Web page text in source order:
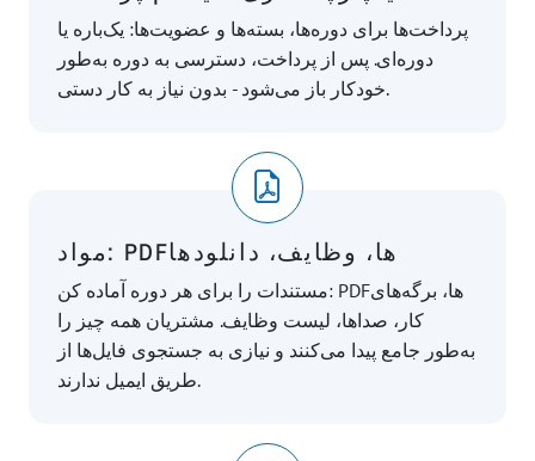
پرداخت‌ها برای دوره‌ها، بسته‌ها و عضویت‌ها: یک‌باره یا
دوره‌ای. پس از پرداخت، دسترسی به دوره به‌طور
خودکار باز می‌شود - بدون نیاز به کار دستی.
مواد: PDFها، وظایف، دانلودها
مستندات را برای هر دوره آماده کن: PDFها، برگه‌های
کار، صداها، لیست وظایف. مشتریان همه چیز را
به‌طور جامع پیدا می‌کنند و نیازی به جستجوی فایل‌ها از
طریق ایمیل ندارند.